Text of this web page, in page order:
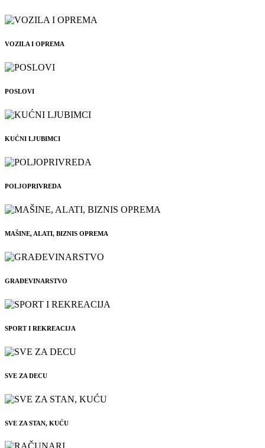
VOZILA I OPREMA
POSLOVI
KUĆNI LJUBIMCI
POLJOPRIVREDA
MAŠINE, ALATI, BIZNIS OPREMA
GRAĐEVINARSTVO
SPORT I REKREACIJA
SVE ZA DECU
SVE ZA STAN, KUĆU